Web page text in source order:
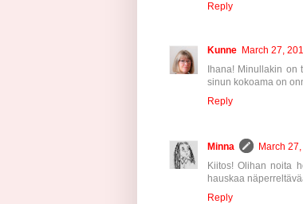
Reply
Kunne March 27,
Ihana! Minullakin on
sinun kokoama on
Reply
Minna
March
Kiitos! Olihan noita
hauskaa
Reply